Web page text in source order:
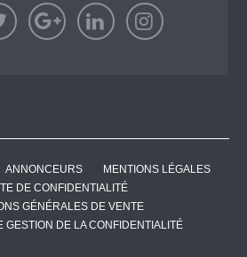
ANNONCEURS
MENTIONS LÉGALES
DE CONFIDENTIALITÉ
GÉNÉRALES DE VENTE
GESTION DE LA CONFIDENTIALITÉ